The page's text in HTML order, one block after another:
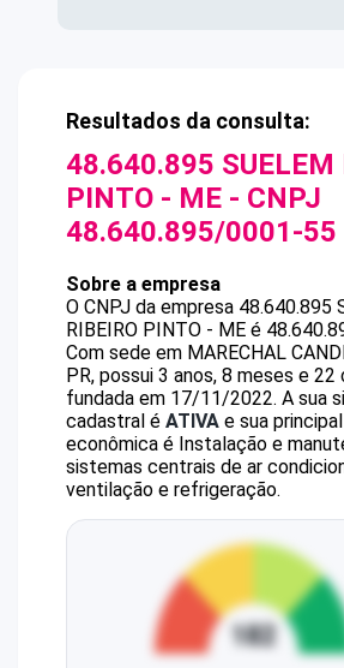
Resultados da consulta:
48.640.895 SUELEM
PINTO - ME - CNPJ
48.640.895/0001-55
Sobre a empresa
O CNPJ da empresa 48.640.895
RIBEIRO PINTO - ME é
Com sede em MARECHAL
PR, possui 3 anos, 8 meses e 22
fundada em 17/11/2022. A sua
cadastral é ATIVA e sua
econômica é Instalação e
sistemas centrais de ar
ventilação e refrigeração.